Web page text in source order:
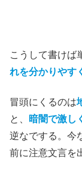
こうして書けば
れを分かりやす
冒頭にくるのは
と、
暗闇で激し
逆なでする。今
前に注意文言を